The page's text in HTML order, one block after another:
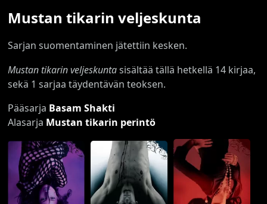
Mustan tikarin veljeskunta
Sarjan suomentaminen jätettiin kesken.
Mustan tikarin veljeskuntasisältää tällä hetkellä 14 kirjaa,
sekä 1 sarjaa täydentävän teoksen.
Pääsarja Basam Shakti
Alasarja Mustan tikarin perintö